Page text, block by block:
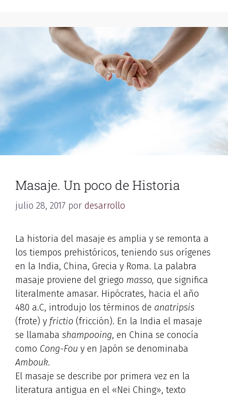
Masaje. Un poco de Historia
julio 28, 2017 por desarrollo
La historia del masaje es amplia y se remonta a
los tiempos prehistóricos, teniendo sus orígenes
en la India, China, Grecia y Roma. La palabra
masaje proviene del griego masso, que significa
literalmente amasar. Hipócrates, hacia el año
480 a.C, introdujo los términos de anatripsis
(frote) y frictio (fricción). En la India el masaje
se llamaba shampooing, en China se conocía
como Cong-Fou y en Japón se denominaba
Ambouk.
El masaje se describe por primera vez en la
literatura antigua en el «Nei Ching», texto